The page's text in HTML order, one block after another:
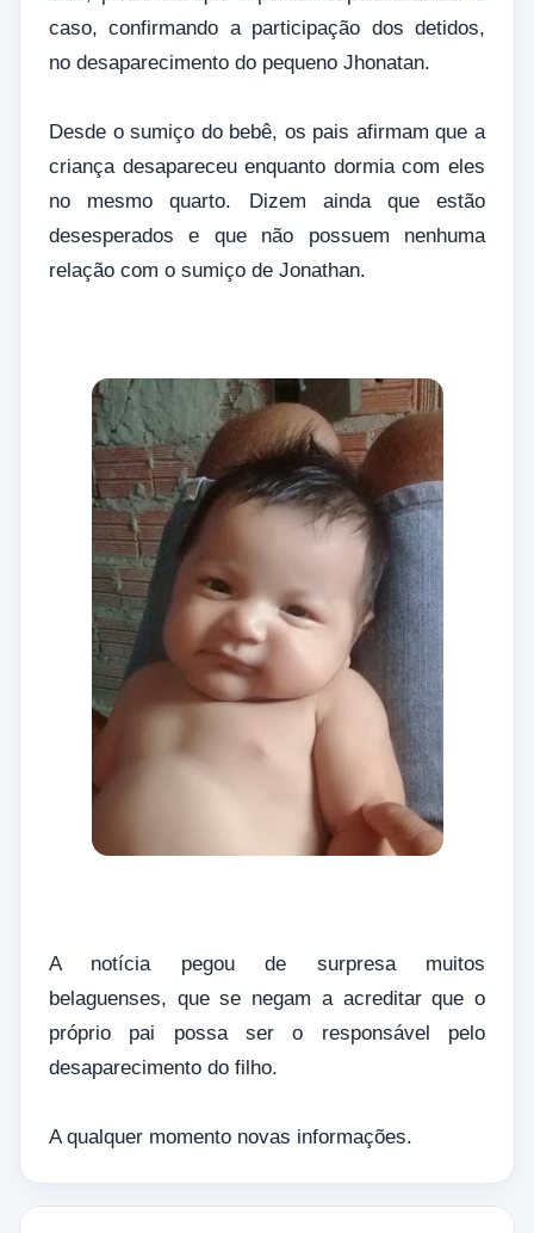
caso, confirmando a participação dos detidos,
no desaparecimento do pequeno Jhonatan.
Desde o sumiço do bebê, os pais afirmam que a
criança desapareceu enquanto dormia com eles
no mesmo quarto. Dizem ainda que estão
desesperados e que não possuem nenhuma
relação com o sumiço de Jonathan.
A notícia pegou de surpresa muitos
belaguenses, que se negam a acreditar que o
próprio pai possa ser o responsável pelo
desaparecimento do filho.
A qualquer momento novas informações.